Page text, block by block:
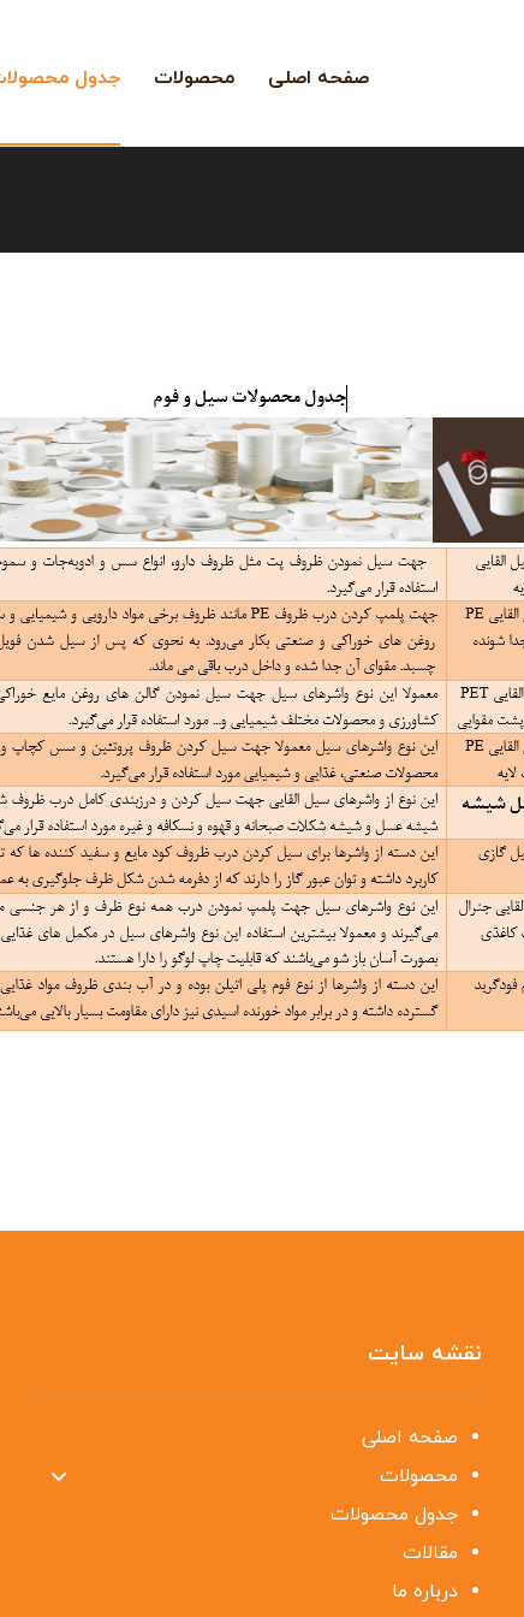
صفحه اصلی محصولات جدول
نقشه سایت
صفحه اصلی
محصولات
جدول محصولات
مقالات
درباره ما